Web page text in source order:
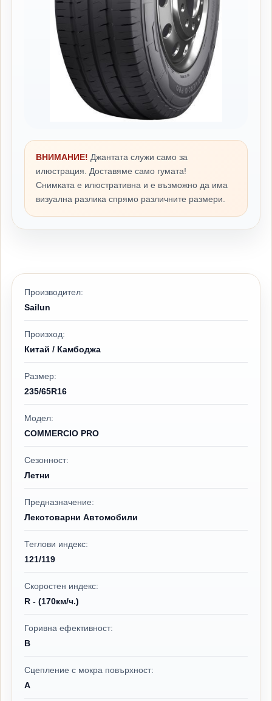
ВНИМАНИЕ! Джантата служи само за
илюстрация. Доставяме само гумата!
Снимката е илюстративна и е възможно да има
визуална разлика спрямо различните размери.
Производител:
Sailun
Произход:
Китай / Камбоджа
Размер:
235/65R16
Модел:
COMMERCIO PRO
Сезонност:
Летни
Предназначение:
Лекотоварни Автомобили
Теглови индекс:
121/119
Скоростен индекс:
R - (170км/ч.)
Горивна ефективност:
B
Сцепление с мокра повърхност:
A